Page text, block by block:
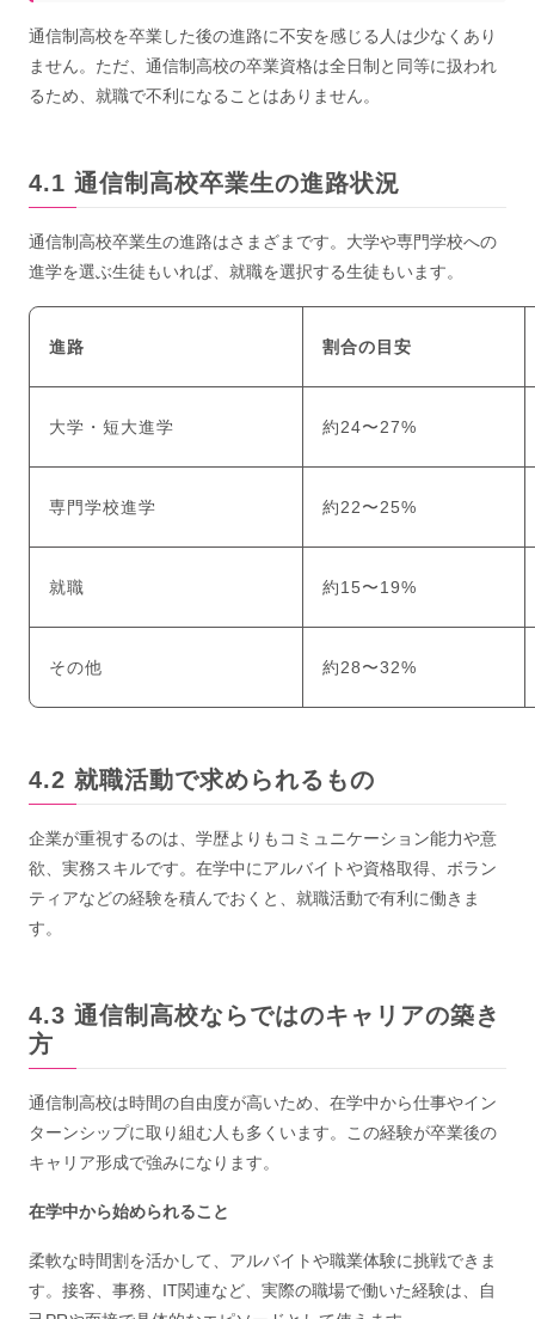
通信制高校を卒業した後の進路に不安を感じる人は少なくあり
ません。ただ、通信制高校の卒業資格は全日制と同等に扱われ
るため、就職で不利になることはありません。
通信制高校卒業生の進路状況
通信制高校卒業生の進路はさまざまです。大学や専門学校への
進学を選ぶ生徒もいれば、就職を選択する生徒もいます。
進路 割合の目安
大学・短大進学 約24〜27%
専門学校進学 約22〜25%
就職 約15〜19%
その他 約28〜32%
就職活動で求められるもの
企業が重視するのは、学歴よりもコミュニケーション能力や意
欲、実務スキルです。在学中にアルバイトや資格取得、ボラン
ティアなどの経験を積んでおくと、就職活動で有利に働きま
す。
通信制高校ならではのキャリアの築き
方
通信制高校は時間の自由度が高いため、在学中から仕事やイン
ターンシップに取り組む人も多くいます。この経験が卒業後の
キャリア形成で強みになります。
在学中から始められること
柔軟な時間割を活かして、アルバイトや職業体験に挑戦できま
す。接客、事務、IT関連など、実際の職場で働いた経験は、自